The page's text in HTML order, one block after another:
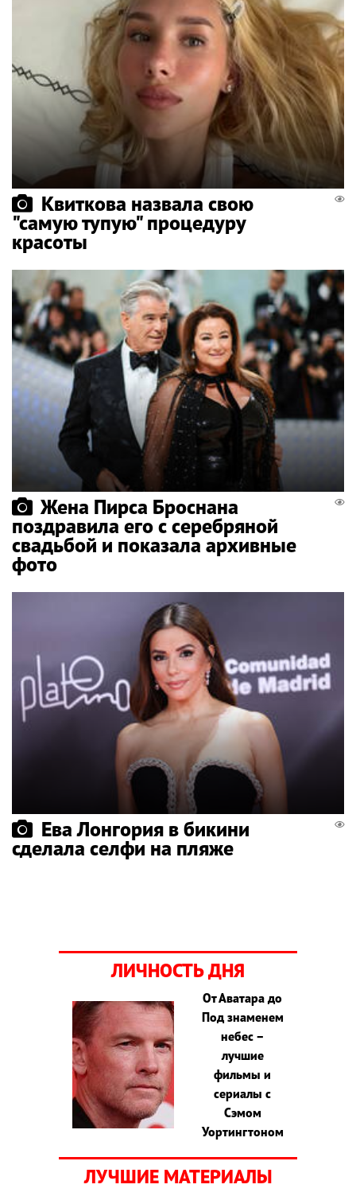
Квиткова назвала свою
"самую тупую" процедуру
красоты
Жена Пирса Броснана
поздравила его с серебряной
свадьбой и показала архивные
фото
Ева Лонгория в бикини
сделала селфи на пляже
ЛИЧНОСТЬ ДНЯ
От Аватара до
Под знаменем
небес –
лучшие
фильмы и
сериалы с
Сэмом
Уортингтоном
ЛУЧШИЕ МАТЕРИАЛЫ